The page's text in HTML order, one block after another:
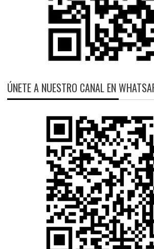
ÚNETE A NUESTRO CANAL EN